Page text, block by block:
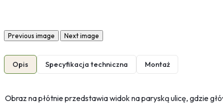
Previous image Next image
Opis Specyfikacja techniczna Montaż
Obraz na płótnie przedstawia widok na paryską ulicę, gdzie